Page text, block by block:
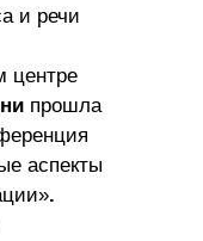
и речи
центре
прошла
аспекты
.